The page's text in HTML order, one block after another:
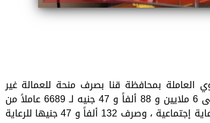
العاملة بمحافظة قنا بصرف منحة للعمالة غير
المنتظمة المسجلة بالوحدة لرعايتهم إجتماعياً وصحياً بإجمالى 6 ملايين و 88 ألفاً و 47 جنيه لـ 6689 عاملاً من
المسجلين ، منها 5 ملايين و 956 ألف جنيه لـ 5854 عاملاً كرعاية إجتماعية ، وصرف 132 ألفاً و 47 جنيها للرعاية